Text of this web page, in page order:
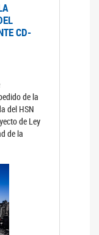
CD-
de la
del HSN
de Ley
de la